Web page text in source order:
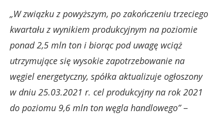
„W związku z powyższym, po zakończeniu trzeciego
kwartału z wynikiem produkcyjnym na poziomie
ponad 2,5 mln ton i biorąc pod uwagę wciąż
utrzymujące się wysokie zapotrzebowanie na
węgiel energetyczny, spółka aktualizuje ogłoszony
w dniu 25.03.2021 r. cel produkcyjny na rok 2021
do poziomu 9,6 mln ton węgla handlowego”–